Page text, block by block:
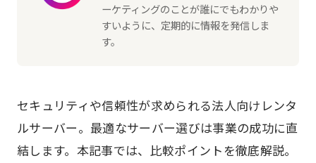
ーケティングのことが誰にでもわかりや
すいように、定期的に情報を発信しま
す。
セキュリティや信頼性が求められる法人向けレンタ
ルサーバー。最適なサーバー選びは事業の成功に直
結します。本記事では、比較ポイントを徹底解説。